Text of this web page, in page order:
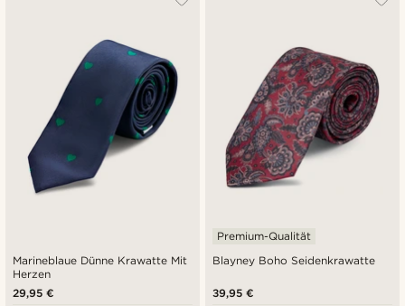
Marineblaue Dünne Krawatte Mit
Herzen
29,95 €
Blayney Boho Seidenkrawatte
Premium-Qualität
39,95 €